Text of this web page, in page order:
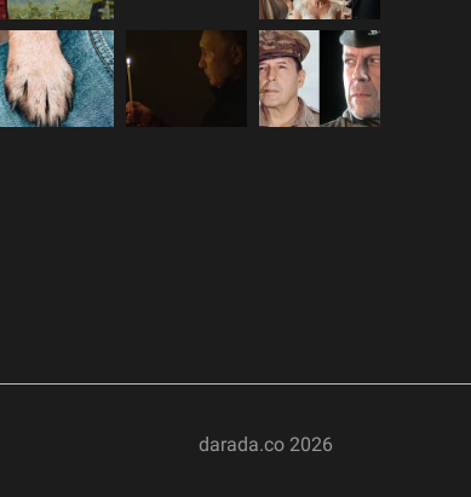
darada.co 2026